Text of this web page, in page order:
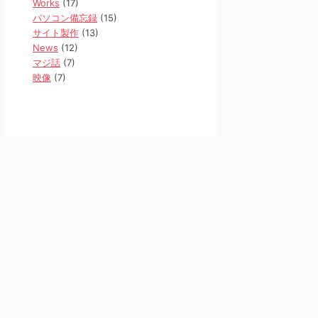
Works (17)
パソコン備忘録 (15)
サイト製作 (13)
News (12)
マジ話 (7)
映像 (7)